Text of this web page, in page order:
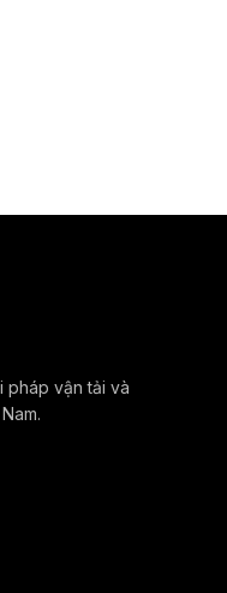
pháp vận tải và